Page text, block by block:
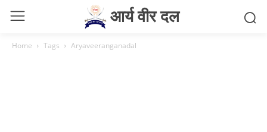
आर्य वीर दल
Home Tags Aryaveeranganadal